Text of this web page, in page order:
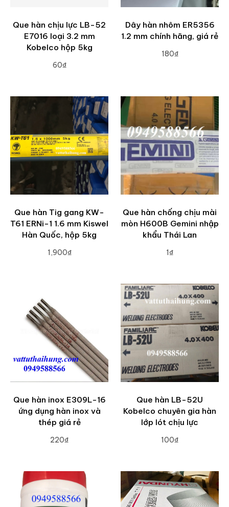
Que hàn chịu lực LB-52
E7016 loại 3.2 mm
Kobelco hộp 5kg
60₫
Dây hàn nhôm ER5356
1.2 mm chính hãng, giá rẻ
180₫
Que hàn Tig gang KW-
T61 ERNi-1 1.6 mm Kiswel
Hàn Quốc, hộp 5kg
1,900₫
Que hàn chống chịu mài
mòn H600B Gemini nhập
khẩu Thái Lan
1₫
Que hàn inox E309L-16
ứng dụng hàn inox và
thép giá rẻ
220₫
Que hàn LB-52U
Kobelco chuyên gia hàn
lớp lót chịu lực
100₫